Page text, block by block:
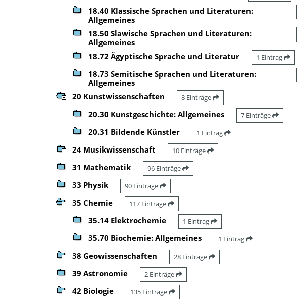
18.40 Klassische Sprachen und Literaturen:
Allgemeines
18.50 Slawische Sprachen und Literaturen:
Allgemeines
18.72 Ägyptische Sprache und Literatur 1 Eintrag
18.73 Semitische Sprachen und Literaturen:
Allgemeines
20 Kunstwissenschaften 8 Einträge
20.30 Kunstgeschichte: Allgemeines 7 Einträge
20.31 Bildende Künstler 1 Eintrag
24 Musikwissenschaft 10 Einträge
31 Mathematik 96 Einträge
33 Physik 90 Einträge
35 Chemie 117 Einträge
35.14 Elektrochemie 1 Eintrag
35.70 Biochemie: Allgemeines 1 Eintrag
38 Geowissenschaften 28 Einträge
39 Astronomie 2 Einträge
42 Biologie 135 Einträge